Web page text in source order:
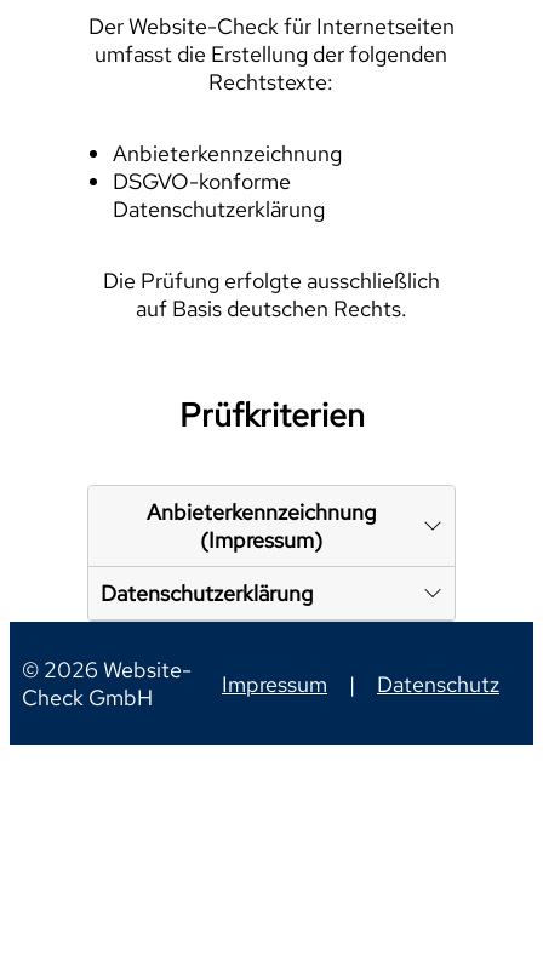
Der Website-Check für Internetseiten
umfasst die Erstellung der folgenden
Rechtstexte:
Anbieterkennzeichnung
DSGVO-konforme
Datenschutzerklärung
Die Prüfung erfolgte ausschließlich
auf Basis deutschen Rechts.
Prüfkriterien
Anbieterkennzeichnung
(Impressum)
Datenschutzerklärung
© 2026 Website-
Check GmbH
Impressum | Datenschutz